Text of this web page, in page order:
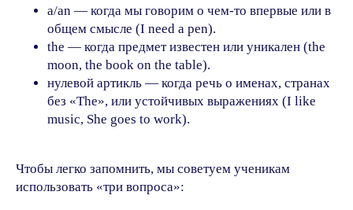
a/an — когда мы говорим о чем-то впервые или в
общем смысле (I need a pen).
the — когда предмет известен или уникален (the
moon, the book on the table).
нулевой артикль — когда речь о именах, странах
без «The», или устойчивых выражениях (I like
music, She goes to work).
Чтобы легко запомнить, мы советуем ученикам
использовать «три вопроса»: